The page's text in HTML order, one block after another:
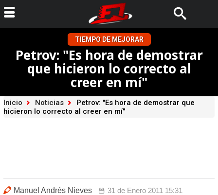
TIEMPO DE MEJORAR
Petrov: "Es hora de demostrar
que hicieron lo correcto al
creer en mí"
Inicio Noticias
Petrov: "Es hora de demostrar que
hicieron lo correcto al creer en mí"
Manuel Andrés Nieves
31 de Enero 2011 15:31